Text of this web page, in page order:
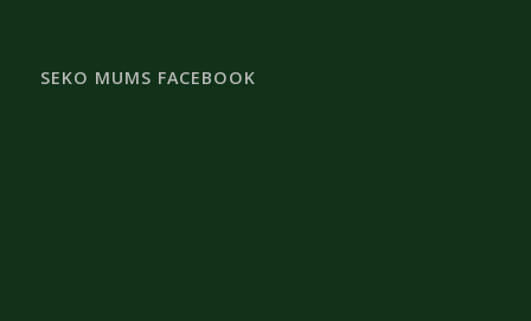
SEKO MUMS FACEBOOK